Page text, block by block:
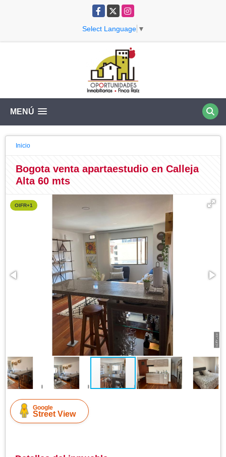
Facebook
X Instagram
Select Language ▼
MENÚ
Inicio
Bogota venta apartaestudio en Calleja
Alta 60 mts
OIFR+1
Google
Street View